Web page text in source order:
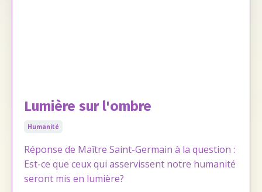
Lumière sur l'ombre
Humanité
Réponse de Maître Saint-Germain à la question :
Est-ce que ceux qui asservissent notre humanité
seront mis en lumière?